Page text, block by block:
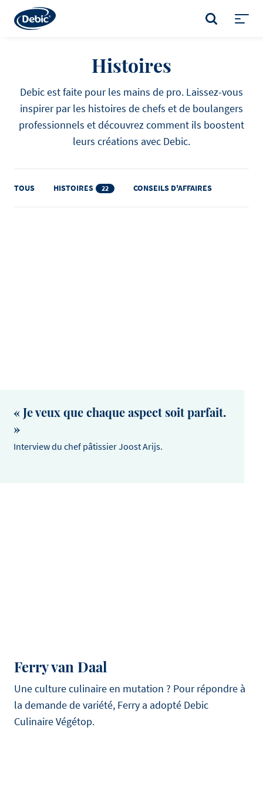
main
RECHERCHER
Histoires
Debic est faite pour les mains de pro. Laissez-vous
inspirer par les histoires de chefs et de boulangers
professionnels et découvrez comment ils boostent
leurs créations avec Debic.
TOUS HISTOIRES 22 CONSEILS D'AFFAIRES
« Je veux que chaque aspect soit parfait.
»
Interview du chef pâtissier Joost Arijs.
Ferry van Daal
Une culture culinaire en mutation ? Pour répondre à
la demande de variété, Ferry a adopté Debic
Culinaire Végétop.